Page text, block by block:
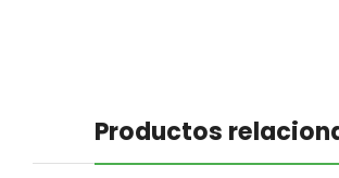
Productos